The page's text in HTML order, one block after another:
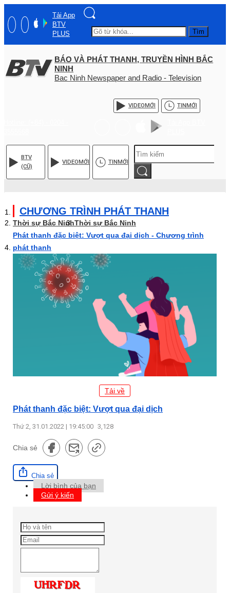
Tải App
BTV
PLUS
Tìm
BÁO VÀ PHÁT THANH, TRUYỀN HÌNH BẮC
NINH
Bac Ninh Newspaper and Radio - Television
VIDEOMỚI TINMỚI
BTV
(CŨ)
VIDEOMỚI TINMỚI
CHƯƠNG TRÌNH PHÁT THANH
Thời sự Bắc NinhThời sự Bắc Ninh
Phát thanh đặc biệt: Vượt qua đại dịch - Chương trình
phát thanh
Tải về
Phát thanh đặc biệt: Vượt qua đại dịch
Thứ 2, 31.01.2022 | 19:45:00 3,128
Chia sẻ
Chia sẻ
Lời bình của bạn
Gửi ý kiến